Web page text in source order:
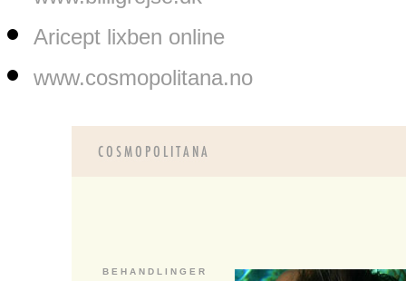
Aricept lixben online
www.cosmopolitana.no
B E H A N D L I N G E R